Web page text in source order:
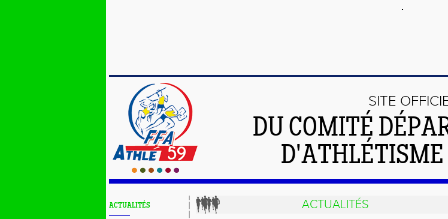
SITE
DU COMITÉ
D'ATHLÉTISME
ACTUALITÉS ACTUALITÉS